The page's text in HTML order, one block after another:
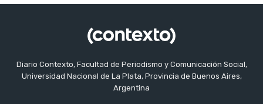
Diario Contexto, Facultad de Periodismo y Comunicación Social,
Universidad Nacional de La Plata, Provincia de Buenos Aires,
Argentina